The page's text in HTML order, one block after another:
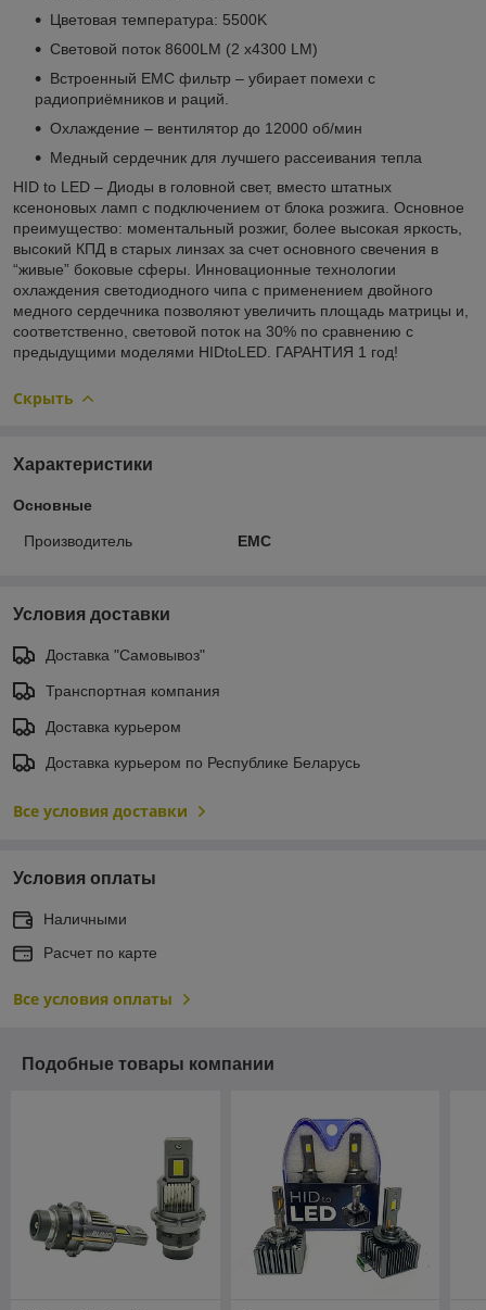
Цветовая температура: 5500K
Световой поток 8600LM (2 x4300 LM)
Встроенный EMC фильтр – убирает помехи с
радиоприёмников и раций.
Охлаждение – вентилятор до 12000 об/мин
Медный сердечник для лучшего рассеивания тепла
HID to LED – Диоды в головной свет, вместо штатных
ксеноновых ламп с подключением от блока розжига. Основное
преимущество: моментальный розжиг, более высокая яркость,
высокий КПД в старых линзах за счет основного свечения в
“живые” боковые сферы. Инновационные технологии
охлаждения светодиодного чипа с применением двойного
медного сердечника позволяют увеличить площадь матрицы и,
соответственно, световой поток на 30% по сравнению с
предыдущими моделями HIDtoLED. ГАРАНТИЯ 1 год!
Скрыть
Характеристики
Основные
Производитель EMC
Условия доставки
Доставка "Самовывоз"
Транспортная компания
Доставка курьером
Доставка курьером по Республике Беларусь
Все условия доставки
Условия оплаты
Наличными
Расчет по карте
Все условия оплаты
Подобные товары компании